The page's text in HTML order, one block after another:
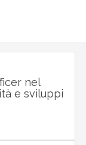
nel
e sviluppi